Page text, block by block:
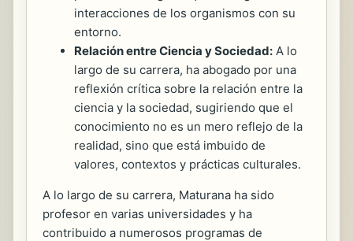
interacciones de los organismos con su
entorno.
Relación entre Ciencia y Sociedad: A lo
largo de su carrera, ha abogado por una
reflexión crítica sobre la relación entre la
ciencia y la sociedad, sugiriendo que el
conocimiento no es un mero reflejo de la
realidad, sino que está imbuido de
valores, contextos y prácticas culturales.
A lo largo de su carrera, Maturana ha sido
profesor en varias universidades y ha
contribuido a numerosos programas de